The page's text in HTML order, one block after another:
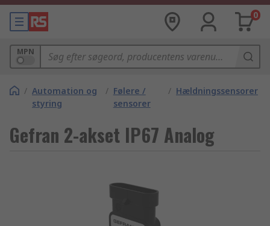
0
MPN
/ Automation og
styring
/ Følere /
sensorer
/ Hældningssensorer
Gefran 2-akset IP67 Analog